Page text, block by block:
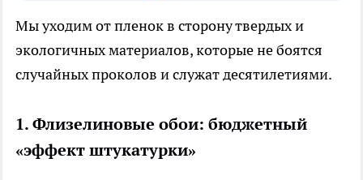
Мы уходим от пленок в сторону твердых и
экологичных материалов, которые не боятся
случайных проколов и служат десятилетиями.
1. Флизелиновые обои: бюджетный
«эффект штукатурки»